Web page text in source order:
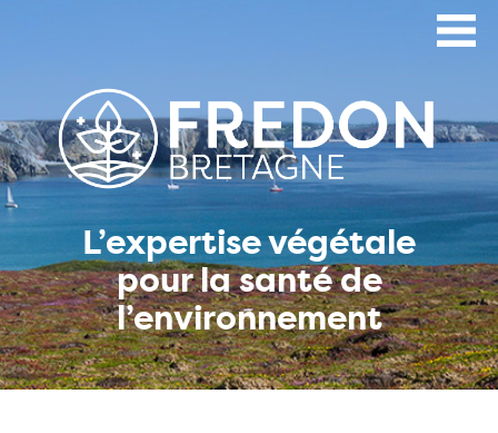
L’expertise végétale
pour la santé de
l’environnement